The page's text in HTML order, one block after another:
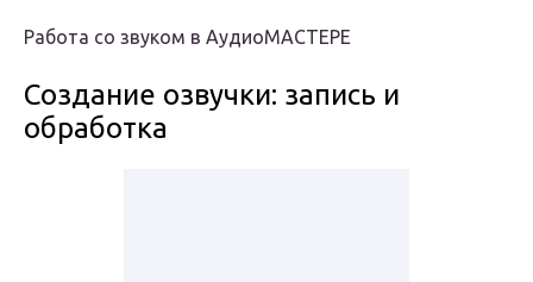
Работа со звуком в АудиоМАСТЕРЕ
Создание озвучки: запись и
обработка